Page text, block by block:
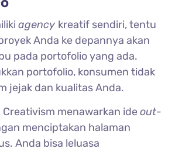
agency kreatif sendiri, tentu
Anda ke depannya akan
pada portofolio yang ada.
portofolio, konsumen tidak
jejak dan kualitas Anda.
Creativism menawarkan ideout-
menciptakan halaman
Anda bisa leluasa